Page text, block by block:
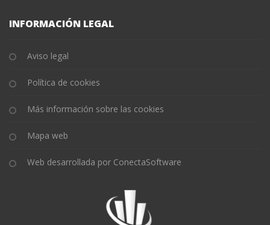
INFORMACIÓN LEGAL
Aviso legal
Política de cookies
Más información sobre las cookies
Mapa web
Web desarrollada por ConectaSoftware